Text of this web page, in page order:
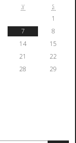
V S
1
7
8
14
15
21
22
28
29